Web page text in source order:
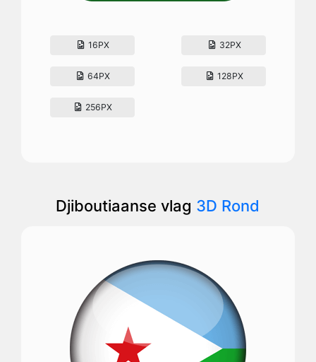
16PX 32PX
64PX 128PX
256PX
Djiboutiaanse vlag 3D Rond